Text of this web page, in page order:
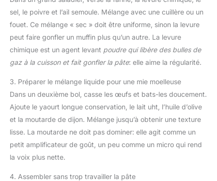
sel, le poivre et l’ail semoule. Mélange avec une cuillère ou un
fouet. Ce mélange « sec » doit être uniforme, sinon la levure
peut faire gonfler un muffin plus qu’un autre. La levure
chimique est un agent levant poudre qui libère des bulles de
gaz à la cuisson et fait gonfler la pâte: elle aime la régularité.
3. Préparer le mélange liquide pour une mie moelleuse
Dans un deuxième bol, casse les œufs et bats-les doucement.
Ajoute le yaourt longue conservation, le lait uht, l’huile d’olive
et la moutarde de dijon. Mélange jusqu’à obtenir une texture
lisse. La moutarde ne doit pas dominer: elle agit comme un
petit amplificateur de goût, un peu comme un micro qui rend
la voix plus nette.
4. Assembler sans trop travailler la pâte